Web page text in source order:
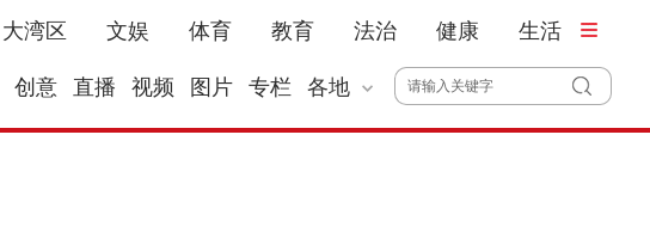
大湾区 文娱 体育 教育 法治 健康 生活
创意 直播 视频 图片 专栏 各地